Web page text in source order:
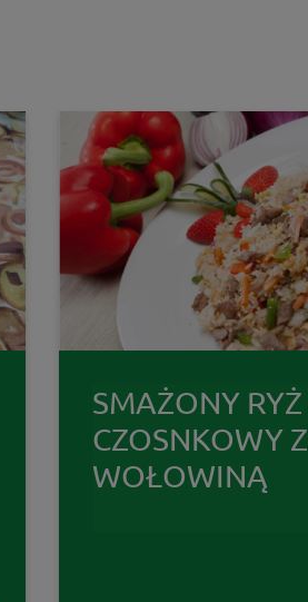
SMAŻONY RYŻ
CZOSNKOWY Z
WOŁOWINĄ